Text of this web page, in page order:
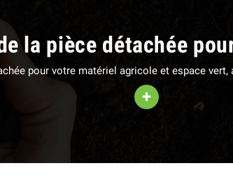
la pièce détachée
pour votre matériel agricole et espace
+